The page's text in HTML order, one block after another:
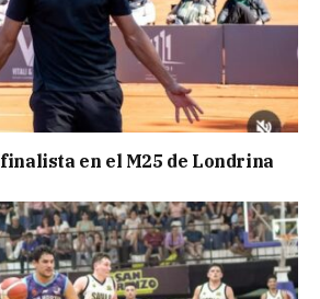
en el M25 de Londrina